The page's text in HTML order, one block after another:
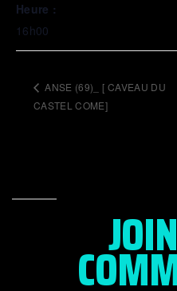
Heure :
16h00
ANSE (69)_ [ CAVEAU DU
CASTEL COME]